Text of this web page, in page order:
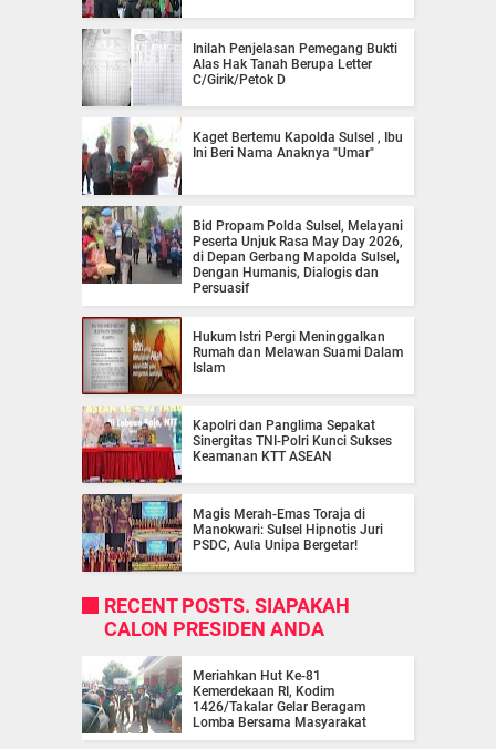
Inilah Penjelasan Pemegang Bukti
Alas Hak Tanah Berupa Letter
C/Girik/Petok D
Kaget Bertemu Kapolda Sulsel , Ibu
Ini Beri Nama Anaknya "Umar"
Bid Propam Polda Sulsel, Melayani
Peserta Unjuk Rasa May Day 2026,
di Depan Gerbang Mapolda Sulsel,
Dengan Humanis, Dialogis dan
Persuasif
Hukum Istri Pergi Meninggalkan
Rumah dan Melawan Suami Dalam
Islam
Kapolri dan Panglima Sepakat
Sinergitas TNI-Polri Kunci Sukses
Keamanan KTT ASEAN
Magis Merah-Emas Toraja di
Manokwari: Sulsel Hipnotis Juri
PSDC, Aula Unipa Bergetar!
RECENT POSTS. SIAPAKAH
CALON PRESIDEN ANDA
Meriahkan Hut Ke-81
Kemerdekaan RI, Kodim
1426/Takalar Gelar Beragam
Lomba Bersama Masyarakat